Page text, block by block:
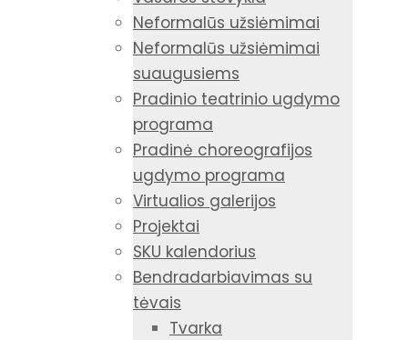
Neformalūs užsiėmimai
Neformalūs užsiėmimai
suaugusiems
Pradinio teatrinio ugdymo
programa
Pradinė choreografijos
ugdymo programa
Virtualios galerijos
Projektai
SKU kalendorius
Bendradarbiavimas su
tėvais
Tvarka